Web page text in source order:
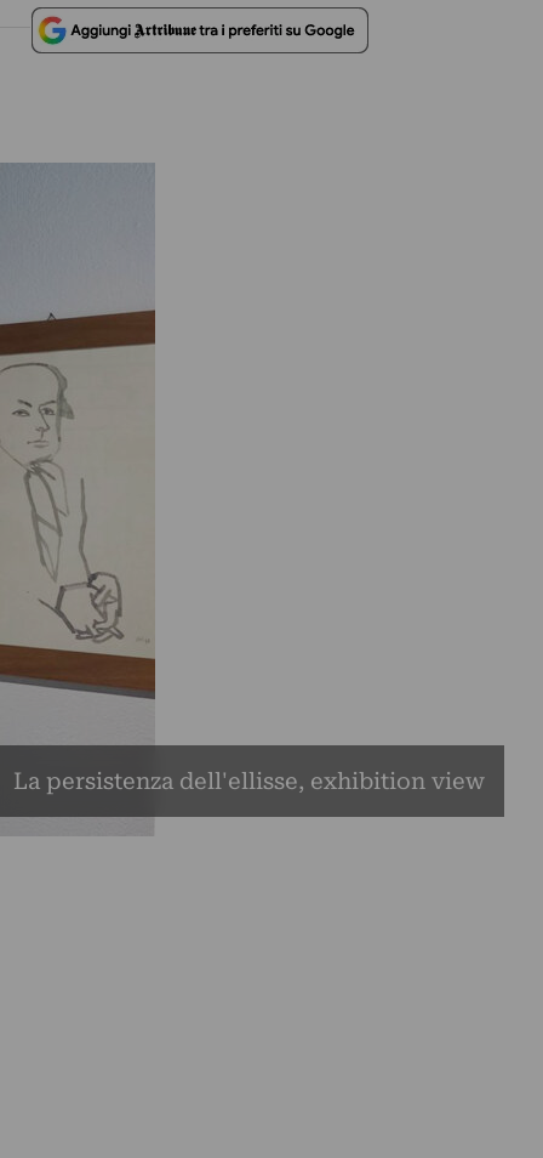
La persistenza dell'ellisse, exhibition view